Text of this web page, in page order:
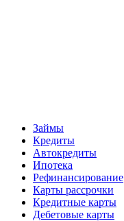
Займы
Кредиты
Автокредиты
Ипотека
Рефинансирование
Карты рассрочки
Кредитные карты
Дебетовые карты